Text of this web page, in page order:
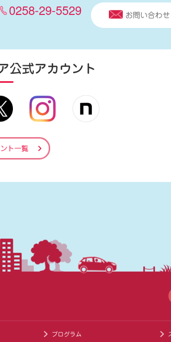
0258-29-5529 お問い合わせ
公式アカウント
ト一覧
プログラム